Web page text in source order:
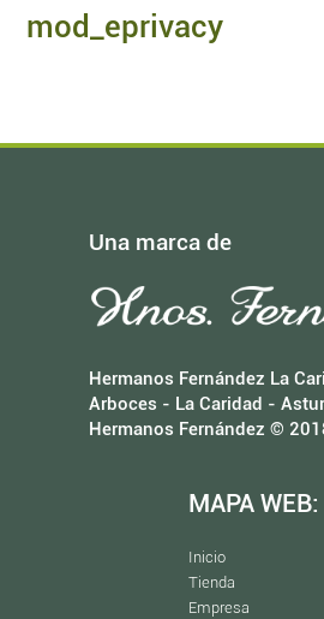
mod_eprivacy
Una marca de
Hermanos Fernández La
Arboces - La Caridad -
Hermanos Fernández ©
MAPA WEB:
Inicio
Tienda
Empresa